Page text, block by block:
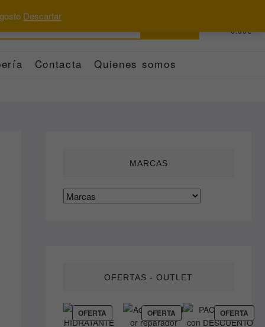
Descartar
0.00€
Contacta Quienes somos
MARCAS
OFERTAS - OUTLET
OFERTAPRODUCTO
EN
OFERTA PRODUCTO
EN
OFERTA
EN